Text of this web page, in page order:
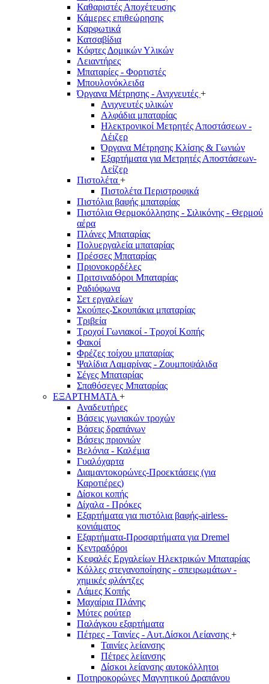
Καθαριστές Αποχέτευσης
Κάμερες επιθεώρησης
Καρφωτικά
Κατσαβίδια
Κόφτες Δομικών Υλικών
Λειαντήρες
Μπαταρίες - Φορτιστές
Μπουλονόκλειδα
Όργανα Μέτρησης - Ανιχνευτές +
Ανιχνευτές υλικών
Αλφάδια μπαταρίας
Ηλεκτρονικοί Μετρητές Αποστάσεων -
Λέιζερ
Όργανα Μέτρησης Κλίσης & Γωνιών
Εξαρτήματα για Μετρητές Αποστάσεων-
Λείζερ
Πιστολέτα +
Πιστολέτα Περιστροφικά
Πιστόλια βαφής μπαταρίας
Πιστόλια Θερμοκόλλησης - Σιλικόνης - Θερμού
αέρα
Πλάνες Μπαταρίας
Πολυεργαλεία μπαταρίας
Πρέσσες Μπαταρίας
Πριονοκορδέλες
Πριτσιναδόροι Μπαταρίας
Ραδιόφωνα
Σετ εργαλείων
Σκούπες-Σκουπάκια μπαταρίας
Τριβεία
Τροχοί Γωνιακοί - Τροχοί Κοπής
Φακοί
Φρέζες τοίχου μπαταρίας
Ψαλίδια Λαμαρίνας - Ζουμποψάλιδα
Σέγες Μπαταρίας
Σπαθόσεγες Μπαταρίας
ΕΞΑΡΤΗΜΑΤΑ +
Αναδευτήρες
Βάσεις γωνιακών τροχών
Βάσεις δραπάνων
Βάσεις πριονιών
Βελόνια - Καλέμια
Γυαλόχαρτα
Διαμαντοκορώνες-Προεκτάσεις (για
Καροτιέρες)
Δίσκοι κοπής
Δίχαλα - Πρόκες
Εξαρτήματα για πιστόλια βαφής-airless-
κονιάματος
Εξαρτήματα-Προσαρτήματα για Dremel
Κεντραδόροι
Κεφαλές Εργαλείων Ηλεκτρικών Μπαταρίας
Κόλλες στεγανοποίησης - σπειρωμάτων -
χημικές φλάντζες
Λάμες Κοπής
Μαχαίρια Πλάνης
Μύτες ρούτερ
Παλάγκου εξαρτήματα
Πέτρες - Ταινίες - Αυτ.Δίσκοι Λείανσης +
Ταινίες λείανσης
Πέτρες λείανσης
Δίσκοι λείανσης αυτοκόλλητοι
Ποτηροκορώνες Μαγνητικού Δραπάνου